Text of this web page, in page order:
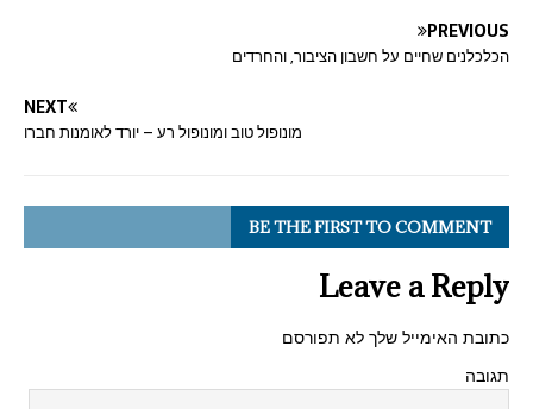
PREVIOUS
הכלכלנים שחיים על חשבון הציבור, והחרדים
NEXT
מונופול טוב ומונופול רע – יורד לאומנות חברו
BE THE FIRST TO COMMENT
Leave a Reply
כתובת האימייל שלך לא תפורסם
תגובה